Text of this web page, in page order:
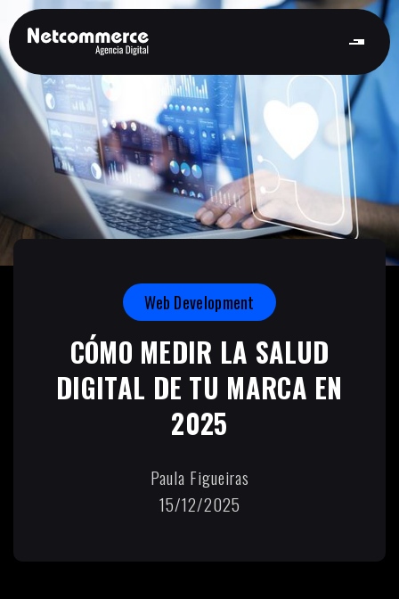
Web Development
CÓMO MEDIR LA SALUD
DIGITAL DE TU MARCA EN
2025
Paula Figueiras
15/12/2025